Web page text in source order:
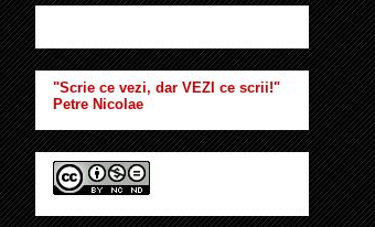
"Scrie ce vezi, dar VEZI ce scrii!"
Petre Nicolae